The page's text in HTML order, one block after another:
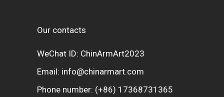
Our contacts
WeChat ID: ChinArmArt2023
Email: info@chinarmart.com
Phone number: (+86) 17368731365